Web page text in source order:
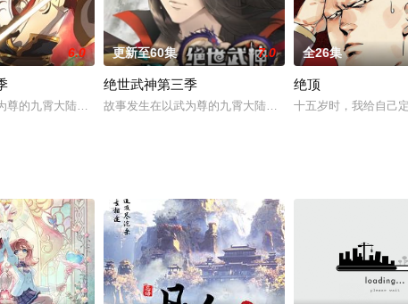
力的城市，落座在CBD脚下一条安静的胡同里的小馆儿，就是那个让多种元素
6.0
尊的九霄大陆，讲述了现代学生林枫，因为一场车祸，穿越到武魂未觉醒的“
更新至60集 7.0
绝世武神第三季
故事发生在以武为尊的九霄大陆，讲述了现代学生林枫，
全26集
绝顶
十五岁时，我给自己